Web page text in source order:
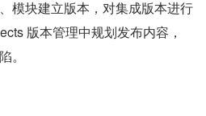
模块建立版本，对集成版本进行
版本管理中规划发布内容，
。